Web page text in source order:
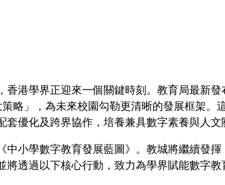
香港學界正迎來一個關鍵時刻。教育局最新
略」，為未來校園勾勒更清晰的發展框架。
優化及跨界協作，培養兼具數字素養與人文
中小學數字教育發展藍圖》。教城將繼續發揮
將透過以下核心行動，致力為學界賦能數字